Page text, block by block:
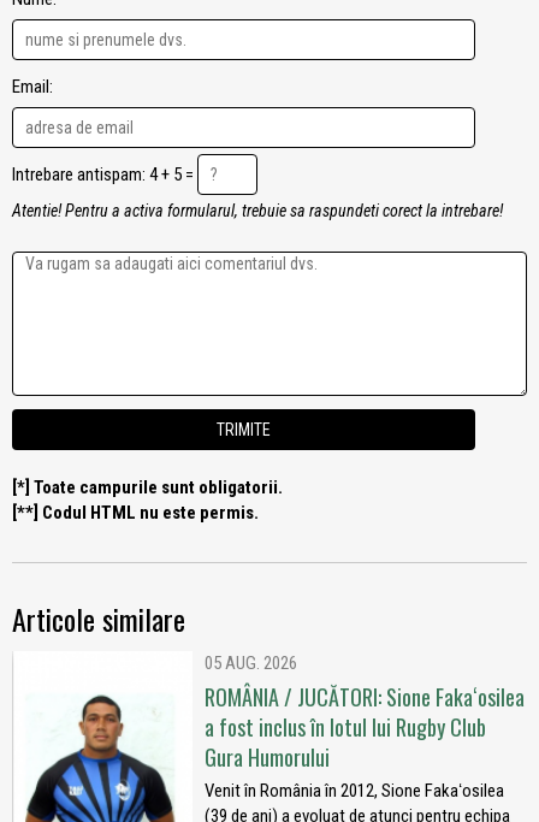
Email:
Intrebare antispam: 4 + 5 =
Atentie! Pentru a activa formularul, trebuie sa raspundeti corect la intrebare!
[*] Toate campurile sunt obligatorii.
[**] Codul HTML nu este permis.
Articole similare
05 AUG. 2026
ROMÂNIA / JUCĂTORI: Sione Fakaʻosilea
a fost inclus în lotul lui Rugby Club
Gura Humorului
Venit în România în 2012, Sione Fakaʻosilea
(39 de ani) a evoluat de atunci pentru echipa